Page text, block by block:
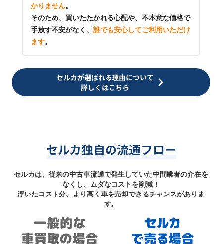
かりません。
そのため、買いたたかれる心配や、不本意な価格で
手放す不安がなく、 誰でも安心してご利用いただけ
ます。
セルカが選ばれる理由について
詳しくはこちら
セルカ独自の流通フロー
セルカは、従来の中古車流通で発生していた中間業者の介在を
なくし、ムダなコストを削減！
浮いたコスト分、より高く車を売却できるチャンスがありま
す。